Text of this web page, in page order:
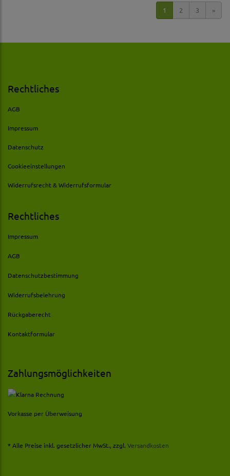
1 2 3 »
Rechtliches
AGB
Impressum
Datenschutz
Cookieeinstellungen
Widerrufsrecht & Widerrufsformular
Rechtliches
Impressum
AGB
Datenschutzbestimmung
Widerrufsbelehrung
Rückgaberecht
Kontaktformular
Zahlungsmöglichkeiten
Vorkasse per Überweisung
* Alle Preise inkl. gesetzlicher MwSt., zzgl. Versandkosten